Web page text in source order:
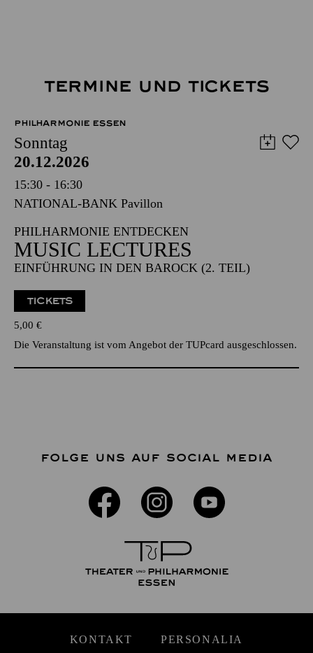
TERMINE UND TICKETS
PHILHARMONIE ESSEN
Sonntag
20.12.2026
15:30 - 16:30
NATIONAL-BANK Pavillon
PHILHARMONIE ENTDECKEN
MUSIC LECTURES
EINFÜHRUNG IN DEN BAROCK (2. TEIL)
TICKETS
5,00 €
Die Veranstaltung ist vom Angebot der TUPcard ausgeschlossen.
FOLGE UNS AUF SOCIAL MEDIA
KONTAKT PERSONALIA